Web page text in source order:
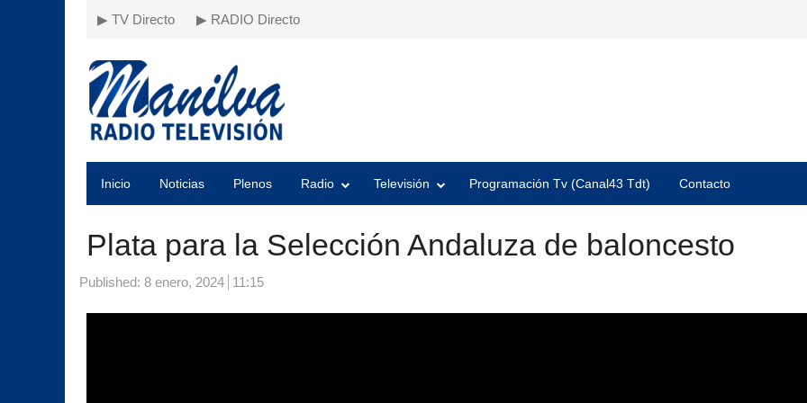
▶ TV Directo ▶ RADIO Directo
Inicio Noticias Plenos Radio Televisión Programación Tv (Canal43 Tdt) Contacto
Plata para la Selección Andaluza de baloncesto
Published: 8 enero, 2024 11:15